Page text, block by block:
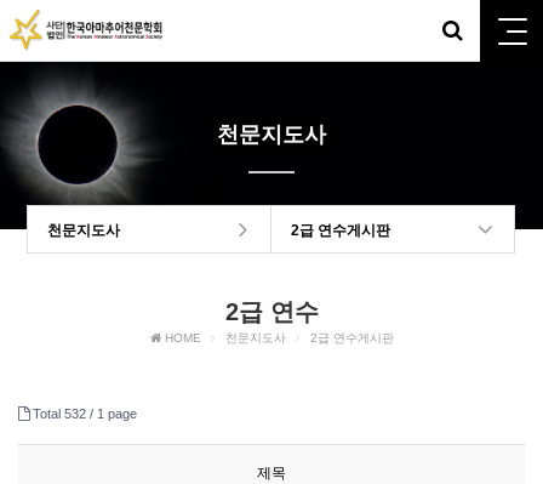
천문지도사
천문지도사 2급 연수게시판
2급 연수
HOME 천문지도사 2급 연수게시판
Total 532 / 1 page
제목